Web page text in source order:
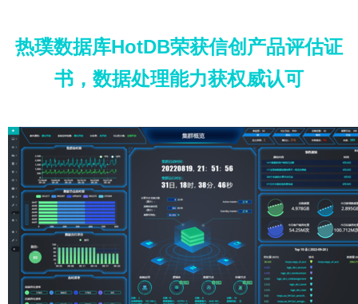
热璞数据库HotDB荣获信创产品评估证
书，数据处理能力获权威认可